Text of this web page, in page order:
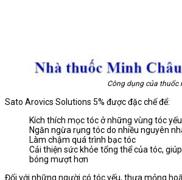
Công dụng của thuốc
Sato Arovics Solutions 5% được đặc chế để:
Kích thích mọc tóc ở những vùng tóc
Ngăn ngừa rụng tóc do nhiều nguyên
Làm chậm quá trình bạc tóc
Cải thiện sức khỏe tổng thể của tóc,
bóng mượt hơn
Đối với những người có tóc yếu, thưa mỏng